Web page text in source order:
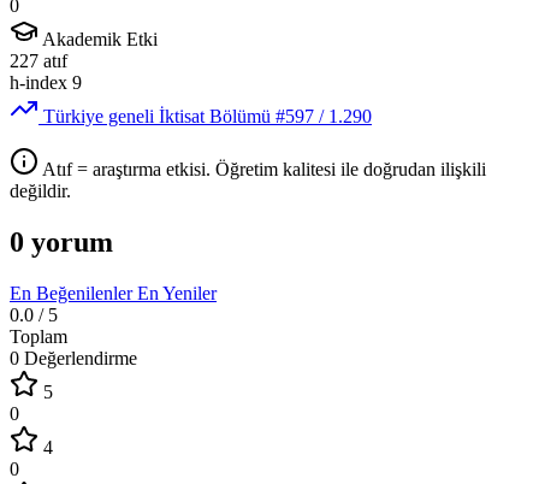
0
Akademik Etki
227 atıf
h-index 9
Türkiye geneli İktisat Bölümü #597 / 1.290
Atıf = araştırma etkisi. Öğretim kalitesi ile doğrudan ilişkili
değildir.
0 yorum
En BeğenilenlerEn Yeniler
0.0 / 5
Toplam
0 Değerlendirme
5
0
4
0